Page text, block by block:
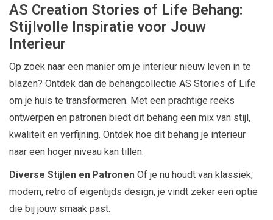
AS Creation Stories of Life Behang:
Stijlvolle Inspiratie voor Jouw
Interieur
Op zoek naar een manier om je interieur nieuw leven in te
blazen? Ontdek dan de behangcollectie AS Stories of Life
om je huis te transformeren. Met een prachtige reeks
ontwerpen en patronen biedt dit behang een mix van stijl,
kwaliteit en verfijning. Ontdek hoe dit behang je interieur
naar een hoger niveau kan tillen.
Diverse Stijlen en Patronen Of je nu houdt van klassiek,
modern, retro of eigentijds design, je vindt zeker een optie
die bij jouw smaak past.